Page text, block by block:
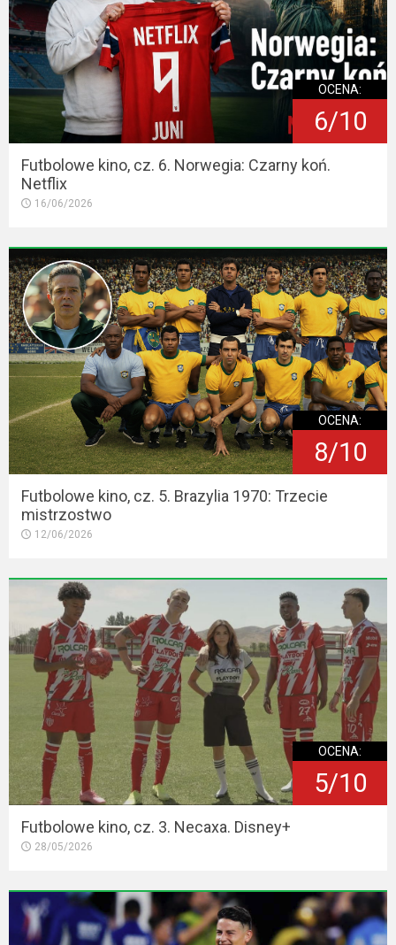
OCENA:
6/10
Futbolowe kino, cz. 6. Norwegia: Czarny koń.
Netflix
16/06/2026
OCENA:
8/10
Futbolowe kino, cz. 5. Brazylia 1970: Trzecie
mistrzostwo
12/06/2026
OCENA:
5/10
Futbolowe kino, cz. 3. Necaxa. Disney+
28/05/2026